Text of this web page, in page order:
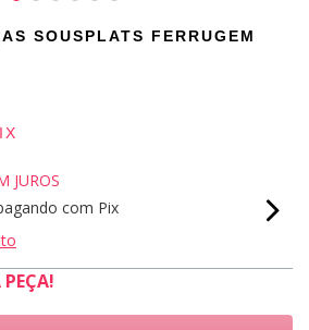
SOUSPLATS FERRUGEM
JUROS
com Pix